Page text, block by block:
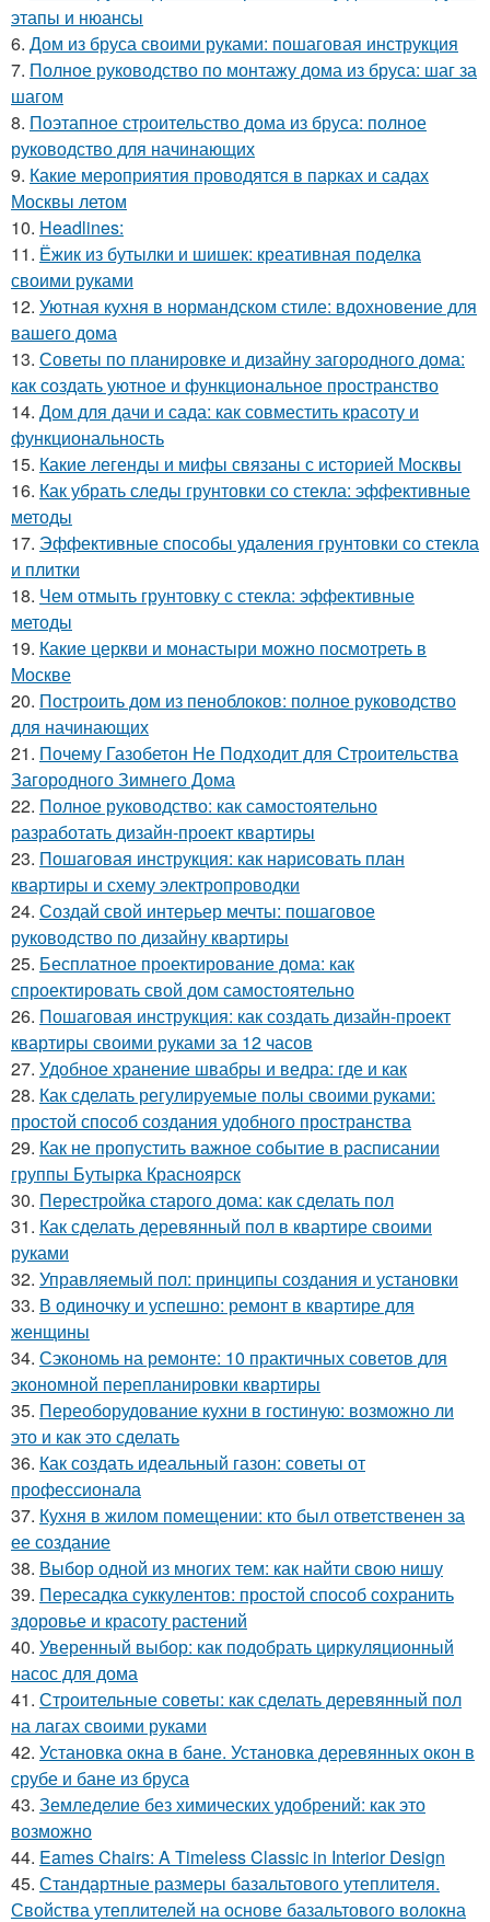
этапы и нюансы
6. Дом из бруса своими руками: пошаговая инструкция
7. Полное руководство по монтажу дома из бруса: шаг за
шагом
8. Поэтапное строительство дома из бруса: полное
руководство для начинающих
9. Какие мероприятия проводятся в парках и садах
Москвы летом
10. Headlines:
11. Ёжик из бутылки и шишек: креативная поделка
своими руками
12. Уютная кухня в нормандском стиле: вдохновение для
вашего дома
13. Советы по планировке и дизайну загородного дома:
как создать уютное и функциональное пространство
14. Дом для дачи и сада: как совместить красоту и
функциональность
15. Какие легенды и мифы связаны с историей Москвы
16. Как убрать следы грунтовки со стекла: эффективные
методы
17. Эффективные способы удаления грунтовки со стекла
и плитки
18. Чем отмыть грунтовку с стекла: эффективные
методы
19. Какие церкви и монастыри можно посмотреть в
Москве
20. Построить дом из пеноблоков: полное руководство
для начинающих
21. Почему Газобетон Не Подходит для Строительства
Загородного Зимнего Дома
22. Полное руководство: как самостоятельно
разработать дизайн-проект квартиры
23. Пошаговая инструкция: как нарисовать план
квартиры и схему электропроводки
24. Создай свой интерьер мечты: пошаговое
руководство по дизайну квартиры
25. Бесплатное проектирование дома: как
спроектировать свой дом самостоятельно
26. Пошаговая инструкция: как создать дизайн-проект
квартиры своими руками за 12 часов
27. Удобное хранение швабры и ведра: где и как
28. Как сделать регулируемые полы своими руками:
простой способ создания удобного пространства
29. Как не пропустить важное событие в расписании
группы Бутырка Красноярск
30. Перестройка старого дома: как сделать пол
31. Как сделать деревянный пол в квартире своими
руками
32. Управляемый пол: принципы создания и установки
33. В одиночку и успешно: ремонт в квартире для
женщины
34. Сэкономь на ремонте: 10 практичных советов для
экономной перепланировки квартиры
35. Переоборудование кухни в гостиную: возможно ли
это и как это сделать
36. Как создать идеальный газон: советы от
профессионала
37. Кухня в жилом помещении: кто был ответственен за
ее создание
38. Выбор одной из многих тем: как найти свою нишу
39. Пересадка суккулентов: простой способ сохранить
здоровье и красоту растений
40. Уверенный выбор: как подобрать циркуляционный
насос для дома
41. Строительные советы: как сделать деревянный пол
на лагах своими руками
42. Установка окна в бане. Установка деревянных окон в
срубе и бане из бруса
43. Земледелие без химических удобрений: как это
возможно
44. Eames Chairs: A Timeless Classic in Interior Design
45. Стандартные размеры базальтового утеплителя.
Свойства утеплителей на основе базальтового волокна